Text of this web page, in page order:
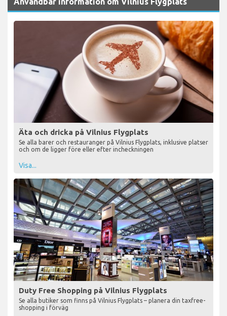
Äta och dricka på Vilnius Flygplats
Se alla barer och restauranger på Vilnius Flygplats, inklusive platser
och om de ligger före eller efter incheckningen
Visa...
Duty Free Shopping på Vilnius Flygplats
Se alla butiker som finns på Vilnius Flygplats – planera din taxfree-
shopping i förväg